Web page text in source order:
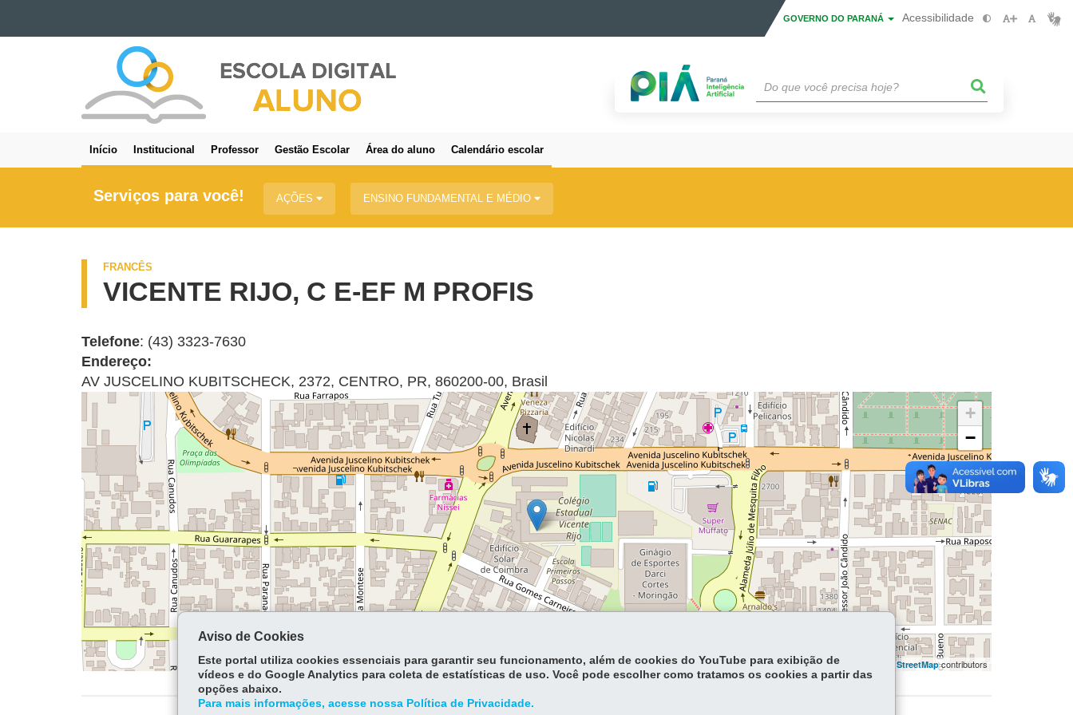
Ir para a navegação
GOVERNO DO PARANÁ Acessibilidade
IDIOMAS
Navegação
principal
Início Institucional Professor Gestão Escolar Área do aluno Calendário escolar
Serviços para você! AÇÕES ENSINO FUNDAMENTAL E MÉDIO
FRANCÊS
VICENTE RIJO, C E-EF M PROFIS
Telefone: (43) 3323-7630
Endereço:
AV JUSCELINO KUBITSCHECK, 2372, CENTRO, PR, 860200-00, Brasil
+
−
Leaflet | ©OpenStreetMapcontributors | © OpenStreetMapcontributors
Aviso de Cookies
Este portal utiliza cookies essenciais para garantir seu funcionamento, além de cookies do YouTube para exibição de
vídeos e do Google Analytics para coleta de estatísticas de uso. Você pode escolher como tratamos os cookies a partir das
opções abaixo.
Para mais informações, acesse nossa Política de Privacidade.